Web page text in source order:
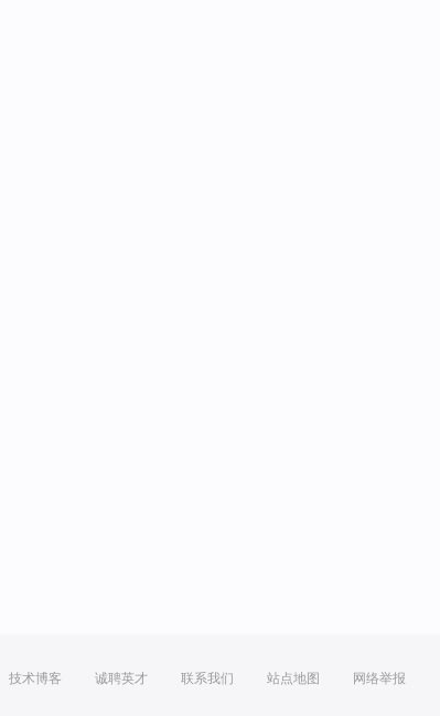
技术博客 诚聘英才 联系我们 站点地图 网络举报